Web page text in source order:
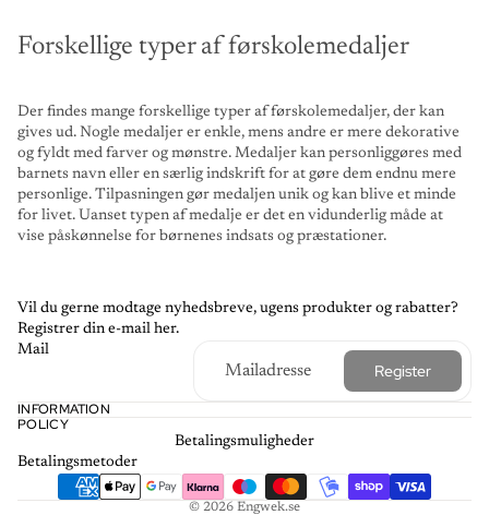
Forskellige typer af førskolemedaljer
Der findes mange forskellige typer af førskolemedaljer, der kan
gives ud. Nogle medaljer er enkle, mens andre er mere dekorative
og fyldt med farver og mønstre. Medaljer kan personliggøres med
barnets navn eller en særlig indskrift for at gøre dem endnu mere
personlige. Tilpasningen gør medaljen unik og kan blive et minde
for livet. Uanset typen af ​​medalje er det en vidunderlig måde at
vise påskønnelse for børnenes indsats og præstationer.
Vil du gerne modtage nyhedsbreve, ugens produkter og rabatter?
Registrer din e-mail her.
Mail
Register
INFORMATION
POLICY
Betalingsmuligheder
Betalingsmetoder
© 2026 Engwek.se